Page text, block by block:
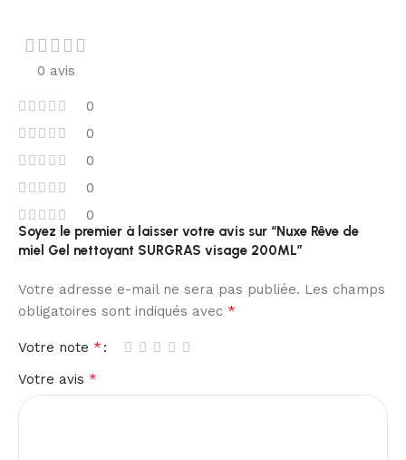
0 avis
0
0
0
0
0
Soyez le premier à laisser votre avis sur “Nuxe Rêve de
miel Gel nettoyant SURGRAS visage 200ML”
Votre adresse e-mail ne sera pas publiée. Les champs
obligatoires sont indiqués avec *
Votre note *
Votre avis *